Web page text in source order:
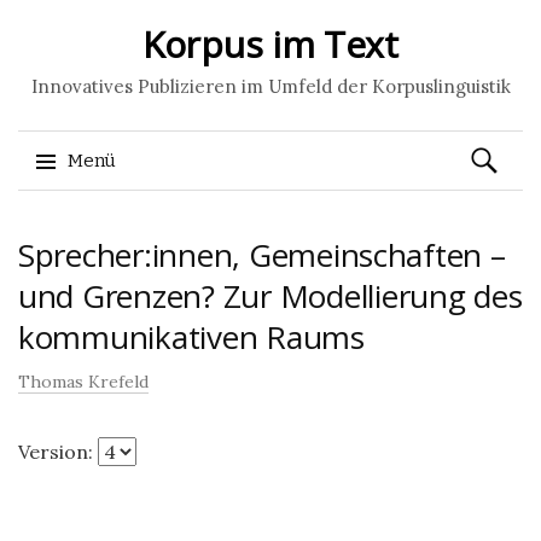
Korpus im Text
Innovatives Publizieren im Umfeld der Korpuslinguistik
Menü
zum
Inhalt
Suchen
nach:
Sprecher:innen, Gemeinschaften –
und Grenzen? Zur Modellierung des
kommunikativen Raums
Thomas Krefeld
Version: